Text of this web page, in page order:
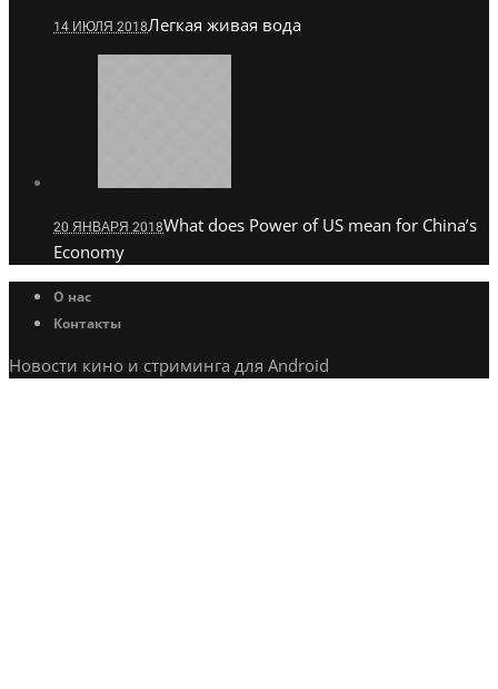
14 ИЮЛЯ 2018Легкая живая вода
20 ЯНВАРЯ 2018What does Power of US mean for China’s
Economy
О нас
Контакты
Новости кино и стриминга для Android